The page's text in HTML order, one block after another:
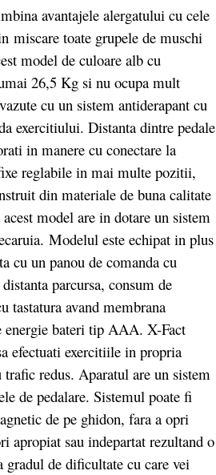
avantajele alergatului cu cele
miscare toate grupele de muschi
model de culoare alb cu
26,5 Kg si nu ocupa mult
cu un sistem antiderapant cu
exercitiului. Distanta dintre pedale
in manere cu conectare la
reglabile in mai multe pozitii,
din materiale de buna calitate
model are in dotare un sistem
Modelul este echipat in plus
cu un panou de comanda cu
parcursa, consum de
tastatura avand membrana
energie bateri tip AAA. X-Fact
efectuati exercitiile in propria
redus. Aparatul are un sistem
de pedalare. Sistemul poate fi
de pe ghidon, fara a opri
apropiat sau indepartat rezultand o
de dificultate cu care vei